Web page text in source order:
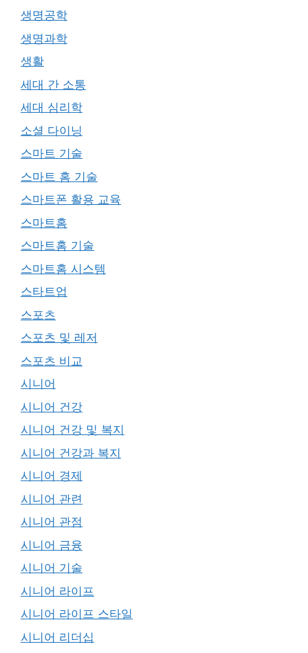
생명공학
생명과학
생활
세대 간 소통
세대 심리학
소셜 다이닝
스마트 기술
스마트 홈 기술
스마트폰 활용 교육
스마트홈
스마트홈 기술
스마트홈 시스템
스타트업
스포츠
스포츠 및 레저
스포츠 비교
시니어
시니어 건강
시니어 건강 및 복지
시니어 건강과 복지
시니어 경제
시니어 관련
시니어 관점
시니어 금융
시니어 기술
시니어 라이프
시니어 라이프 스타일
시니어 리더십